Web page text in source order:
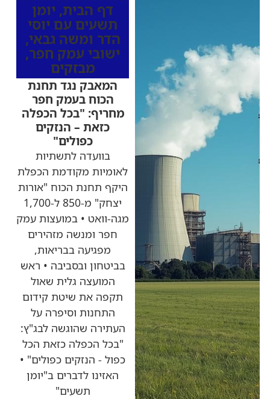
דף הבית, יומן
תשעים עם יוסי
הדר ומשה גבאי,
ישובי עמק חפר,
מבזקים
המאבק נגד תחנת
הכוח בעמק חפר
מחריף: "בכל הכפלה
כזאת – הנזקים
כפולים"
בוועדה לתשתיות
לאומיות מקודמת הכפלת
היקף תחנת הכוח "אורות
יצחק" מ-850 ל-1,700
מגה-וואט • במועצות עמק
חפר ומנשה מזהירים
מפגיעה בבריאות,
בביטחון ובסביבה • ראש
המועצה גלית שאול
תקפה את שיטת קידום
התחנות וסיפרה על
העתירה שהוגשה לבג"ץ:
"בכל הכפלה כזאת הכל
כפול - הנזקים כפולים" •
האזינו לדברים ב"יומן
תשעים"